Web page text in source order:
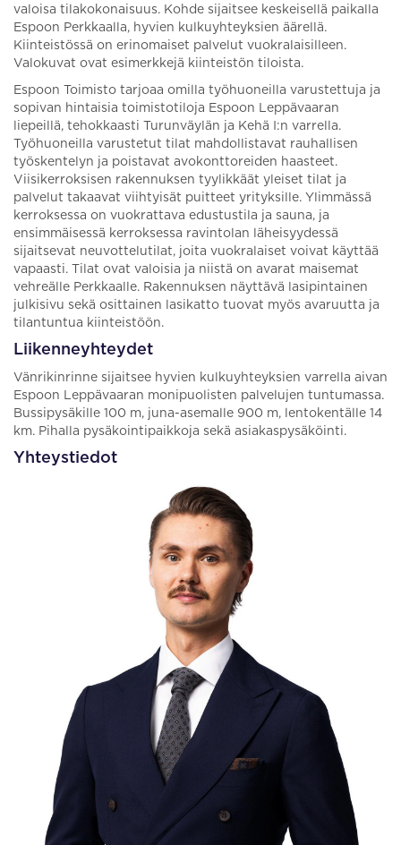
valoisa tilakokonaisuus. Kohde sijaitsee keskeisellä paikalla
Espoon Perkkaalla, hyvien kulkuyhteyksien äärellä.
Kiinteistössä on erinomaiset palvelut vuokralaisilleen.
Valokuvat ovat esimerkkejä kiinteistön tiloista.
Espoon Toimisto tarjoaa omilla työhuoneilla varustettuja ja
sopivan hintaisia toimistotiloja Espoon Leppävaaran
liepeillä, tehokkaasti Turunväylän ja Kehä I:n varrella.
Työhuoneilla varustetut tilat mahdollistavat rauhallisen
työskentelyn ja poistavat avokonttoreiden haasteet.
Viisikerroksisen rakennuksen tyylikkäät yleiset tilat ja
palvelut takaavat viihtyisät puitteet yrityksille. Ylimmässä
kerroksessa on vuokrattava edustustila ja sauna, ja
ensimmäisessä kerroksessa ravintolan läheisyydessä
sijaitsevat neuvottelutilat, joita vuokralaiset voivat käyttää
vapaasti. Tilat ovat valoisia ja niistä on avarat maisemat
vehreälle Perkkaalle. Rakennuksen näyttävä lasipintainen
julkisivu sekä osittainen lasikatto tuovat myös avaruutta ja
tilantuntua kiinteistöön.
Liikenneyhteydet
Vänrikinrinne sijaitsee hyvien kulkuyhteyksien varrella aivan
Espoon Leppävaaran monipuolisten palvelujen tuntumassa.
Bussipysäkille 100 m, juna-asemalle 900 m, lentokentälle 14
km. Pihalla pysäkointipaikkoja sekä asiakaspysäköinti.
Yhteystiedot